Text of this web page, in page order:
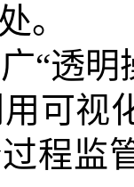
。
“透明
可视
程监